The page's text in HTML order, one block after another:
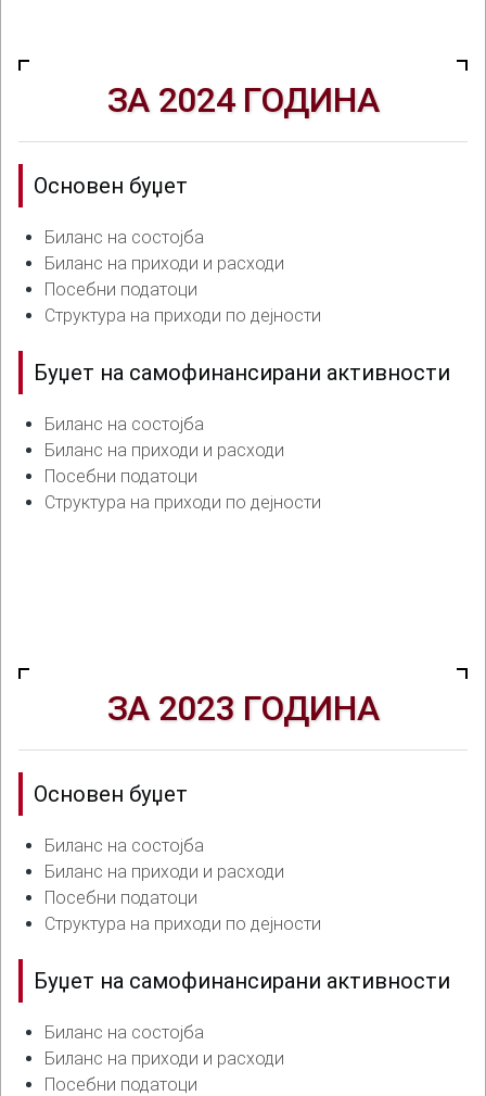
ЗА 2024 ГОДИНА
Основен буџет
Биланс на состојба
Биланс на приходи и расходи
Посебни податоци
Структура на приходи по дејности
Буџет на самофинансирани активности
Биланс на состојба
Биланс на приходи и расходи
Посебни податоци
Структура на приходи по дејности
ЗА 2023 ГОДИНА
Основен буџет
Биланс на состојба
Биланс на приходи и расходи
Посебни податоци
Структура на приходи по дејности
Буџет на самофинансирани активности
Биланс на состојба
Биланс на приходи и расходи
Посебни податоци